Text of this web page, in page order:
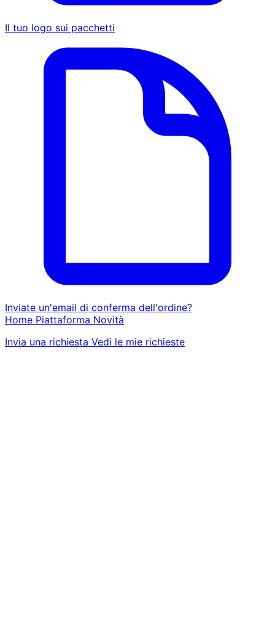
Il tuo logo sui pacchetti
Inviate un'email di conferma dell'ordine?
Home Piattaforma Novità
Invia una richiesta Vedi le mie richieste